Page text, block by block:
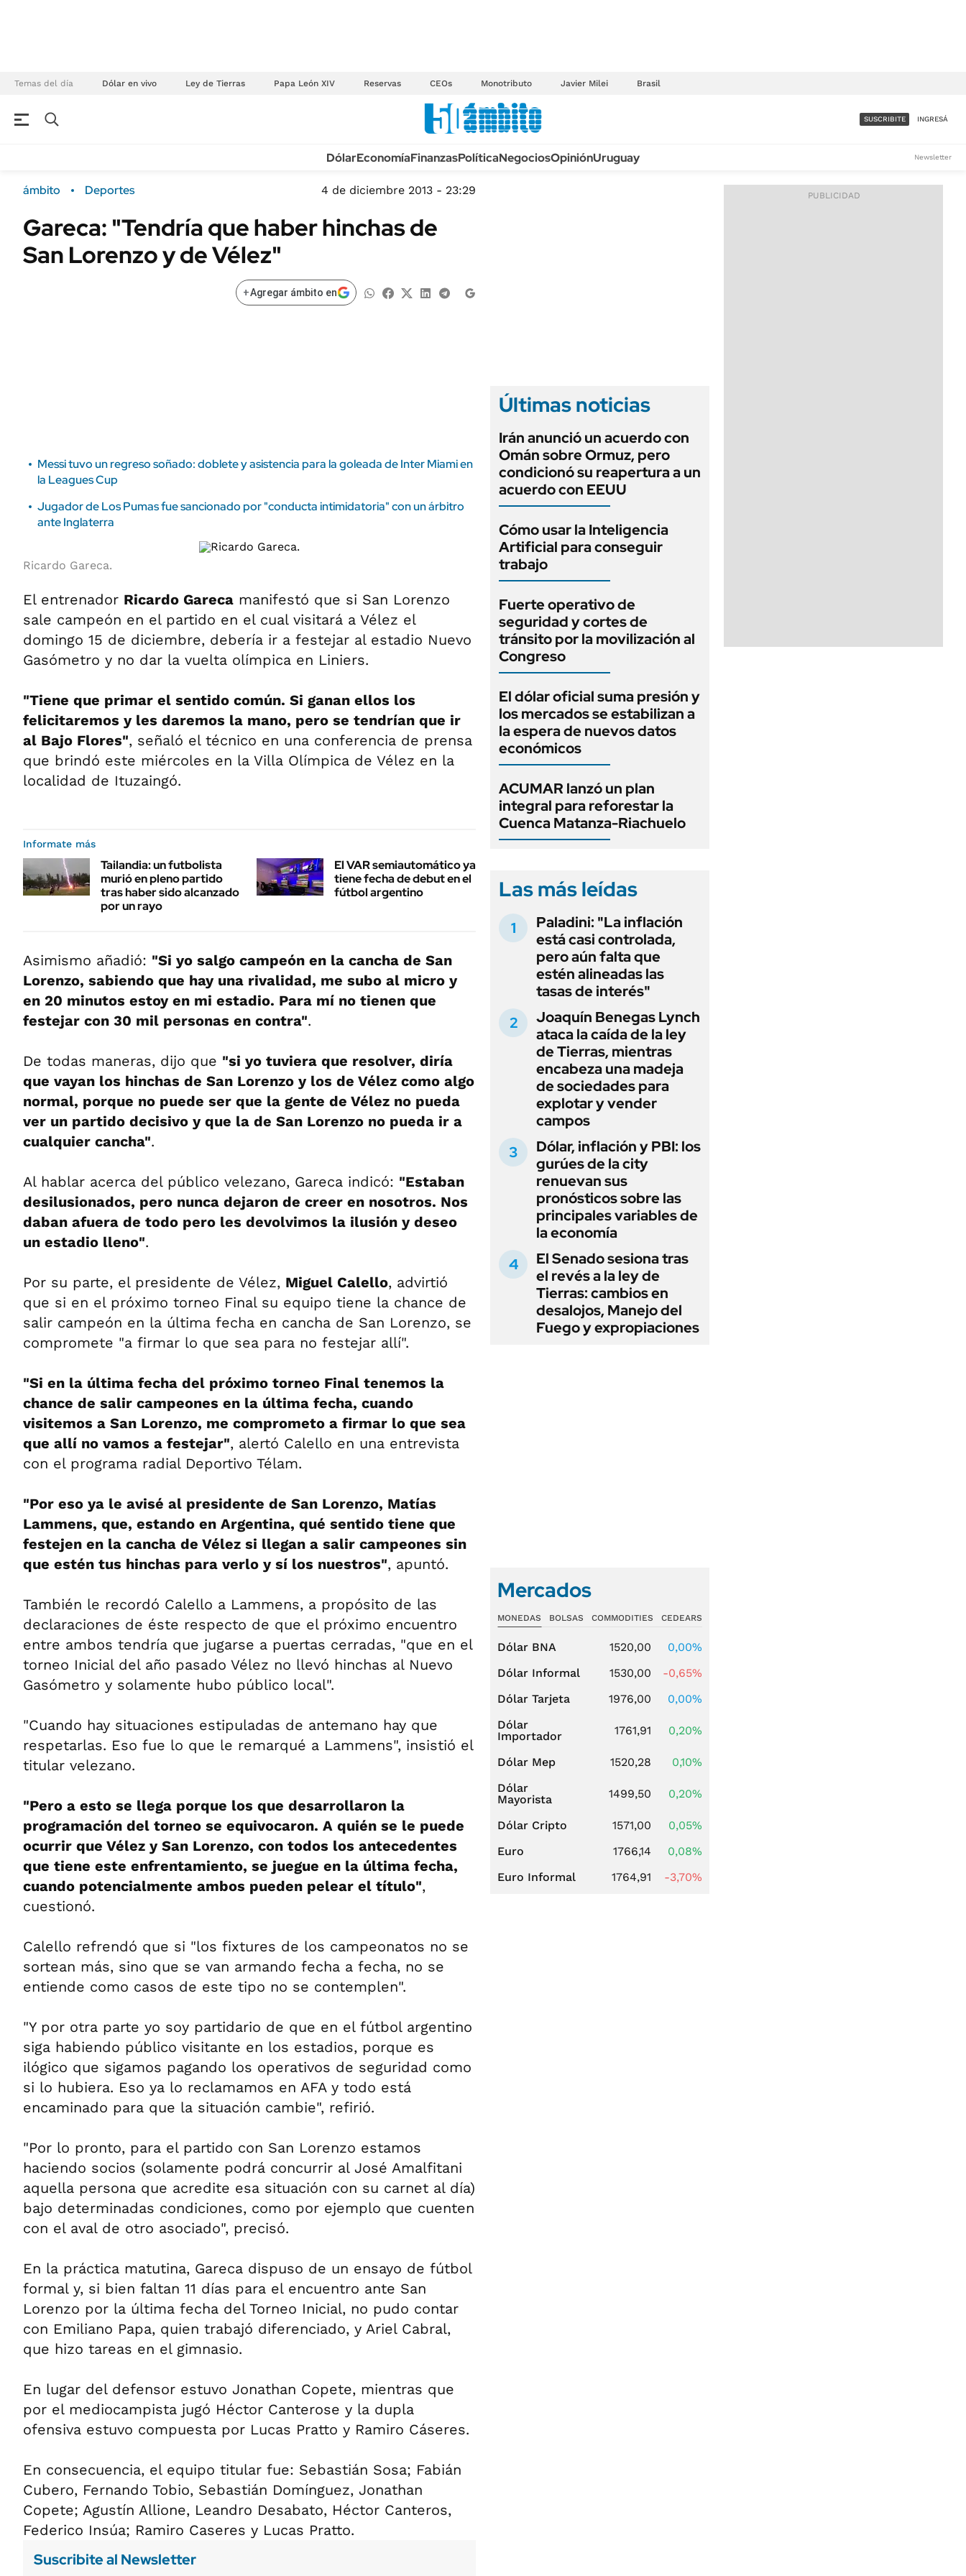
Temas del día Dólar en vivo Ley de Tierras Papa León XIV Reservas CEOs Monotributo Javier Milei Brasil
Campo
FINANZAS
Sustentabilidad
Seguros
POLÍTICA
TECNOLOGÍA
MÉXICO
MUNDO
ACCESO FULL - $1.800/MES
SUSCRIBITE INGRESÁ
DólarEconomíaFinanzasPolíticaNegociosOpiniónUruguay Newsletter
ámbito Deportes 4 de diciembre 2013 - 23:29
Gareca: "Tendría que haber hinchas de
San Lorenzo y de Vélez"
+Agregar ámbito en
Messi tuvo un regreso soñado: doblete y asistencia para la goleada de Inter Miami en
la Leagues Cup
Jugador de Los Pumas fue sancionado por "conducta intimidatoria" con un árbitro
ante Inglaterra
Ricardo Gareca.
El entrenador Ricardo Gareca manifestó que si San Lorenzo
sale campeón en el partido en el cual visitará a Vélez el
domingo 15 de diciembre, debería ir a festejar al estadio Nuevo
Gasómetro y no dar la vuelta olímpica en Liniers.
"Tiene que primar el sentido común. Si ganan ellos los
felicitaremos y les daremos la mano, pero se tendrían que ir
al Bajo Flores", señaló el técnico en una conferencia de prensa
que brindó este miércoles en la Villa Olímpica de Vélez en la
localidad de Ituzaingó.
Informate más
Tailandia: un futbolista
murió en pleno partido
tras haber sido alcanzado
por un rayo
El VAR semiautomático ya
tiene fecha de debut en el
fútbol argentino
Asimismo añadió: "Si yo salgo campeón en la cancha de San
Lorenzo, sabiendo que hay una rivalidad, me subo al micro y
en 20 minutos estoy en mi estadio. Para mí no tienen que
festejar con 30 mil personas en contra".
De todas maneras, dijo que "si yo tuviera que resolver, diría
que vayan los hinchas de San Lorenzo y los de Vélez como algo
normal, porque no puede ser que la gente de Vélez no pueda
ver un partido decisivo y que la de San Lorenzo no pueda ir a
cualquier cancha".
Al hablar acerca del público velezano, Gareca indicó: "Estaban
desilusionados, pero nunca dejaron de creer en nosotros. Nos
daban afuera de todo pero les devolvimos la ilusión y deseo
un estadio lleno".
Por su parte, el presidente de Vélez, Miguel Calello, advirtió
que si en el próximo torneo Final su equipo tiene la chance de
salir campeón en la última fecha en cancha de San Lorenzo, se
compromete "a firmar lo que sea para no festejar allí".
"Si en la última fecha del próximo torneo Final tenemos la
chance de salir campeones en la última fecha, cuando
visitemos a San Lorenzo, me comprometo a firmar lo que sea
que allí no vamos a festejar", alertó Calello en una entrevista
con el programa radial Deportivo Télam.
"Por eso ya le avisé al presidente de San Lorenzo, Matías
Lammens, que, estando en Argentina, qué sentido tiene que
festejen en la cancha de Vélez si llegan a salir campeones sin
que estén tus hinchas para verlo y sí los nuestros", apuntó.
También le recordó Calello a Lammens, a propósito de las
declaraciones de éste respecto de que el próximo encuentro
entre ambos tendría que jugarse a puertas cerradas, "que en el
torneo Inicial del año pasado Vélez no llevó hinchas al Nuevo
Gasómetro y solamente hubo público local".
"Cuando hay situaciones estipuladas de antemano hay que
respetarlas. Eso fue lo que le remarqué a Lammens", insistió el
titular velezano.
"Pero a esto se llega porque los que desarrollaron la
programación del torneo se equivocaron. A quién se le puede
ocurrir que Vélez y San Lorenzo, con todos los antecedentes
que tiene este enfrentamiento, se juegue en la última fecha,
cuando potencialmente ambos pueden pelear el título",
cuestionó.
Calello refrendó que si "los fixtures de los campeonatos no se
sortean más, sino que se van armando fecha a fecha, no se
entiende como casos de este tipo no se contemplen".
"Y por otra parte yo soy partidario de que en el fútbol argentino
siga habiendo público visitante en los estadios, porque es
ilógico que sigamos pagando los operativos de seguridad como
si lo hubiera. Eso ya lo reclamamos en AFA y todo está
encaminado para que la situación cambie", refirió.
"Por lo pronto, para el partido con San Lorenzo estamos
haciendo socios (solamente podrá concurrir al José Amalfitani
aquella persona que acredite esa situación con su carnet al día)
bajo determinadas condiciones, como por ejemplo que cuenten
con el aval de otro asociado", precisó.
En la práctica matutina, Gareca dispuso de un ensayo de fútbol
formal y, si bien faltan 11 días para el encuentro ante San
Lorenzo por la última fecha del Torneo Inicial, no pudo contar
con Emiliano Papa, quien trabajó diferenciado, y Ariel Cabral,
que hizo tareas en el gimnasio.
En lugar del defensor estuvo Jonathan Copete, mientras que
por el mediocampista jugó Héctor Canterose y la dupla
ofensiva estuvo compuesta por Lucas Pratto y Ramiro Cáseres.
En consecuencia, el equipo titular fue: Sebastián Sosa; Fabián
Cubero, Fernando Tobio, Sebastián Domínguez, Jonathan
Copete; Agustín Allione, Leandro Desabato, Héctor Canteros,
Federico Insúa; Ramiro Caseres y Lucas Pratto.
Suscribite al Newsletter
Últimas noticias
Irán anunció un acuerdo con
Omán sobre Ormuz, pero
condicionó su reapertura a un
acuerdo con EEUU
Cómo usar la Inteligencia
Artificial para conseguir
trabajo
Fuerte operativo de
seguridad y cortes de
tránsito por la movilización al
Congreso
El dólar oficial suma presión y
los mercados se estabilizan a
la espera de nuevos datos
económicos
ACUMAR lanzó un plan
integral para reforestar la
Cuenca Matanza-Riachuelo
Las más leídas
Paladini: "La inflación
está casi controlada,
pero aún falta que
estén alineadas las
tasas de interés"
Joaquín Benegas Lynch
ataca la caída de la ley
de Tierras, mientras
encabeza una madeja
de sociedades para
explotar y vender
campos
Dólar, inflación y PBI: los
gurúes de la city
renuevan sus
pronósticos sobre las
principales variables de
la economía
El Senado sesiona tras
el revés a la ley de
Tierras: cambios en
desalojos, Manejo del
Fuego y expropiaciones
Mercados
MONEDAS BOLSAS COMMODITIES CEDEARS
Dólar BNA 1520,00
0,00%
Dólar Informal
1530,00
-0,65%
Dólar Tarjeta
1976,00
0,00%
Dólar
Importador
1761,91 0,20%
Dólar Mep 1520,28
0,10%
Dólar
Mayorista
1499,50 0,20%
Dólar Cripto 1571,00
0,05%
Euro
1766,14
0,08%
Euro Informal
1764,91 -3,70%